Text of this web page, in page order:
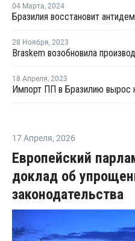
04 Марта, 2024
28 Ноября, 2023
Braskem возобновила
18 Апреля, 2023
Импорт ПП в Бразилию вырос
17 Апреля, 2026
Европейский
доклад об
законодательства